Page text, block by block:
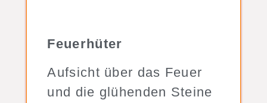
Feuerhüter
Aufsicht über das Feuer
und die glühenden Steine